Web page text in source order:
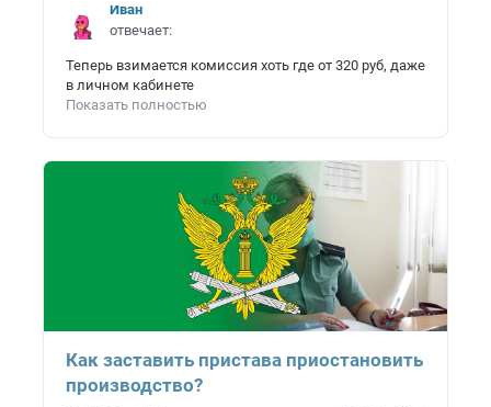
Иван
отвечает:
Теперь взимается комиссия хоть где от 320 руб, даже
в личном кабинете
Показать полностью
Как заставить пристава приостановить
производство?